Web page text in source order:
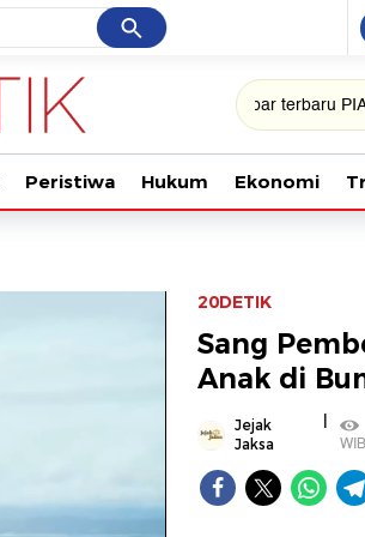
Cancel
Tonton kabar terbaru PIALA
Peristiwa Hukum Ekonomi
20DETIK
Sang
Anak di
Jejak
Jaksa
|
WIB